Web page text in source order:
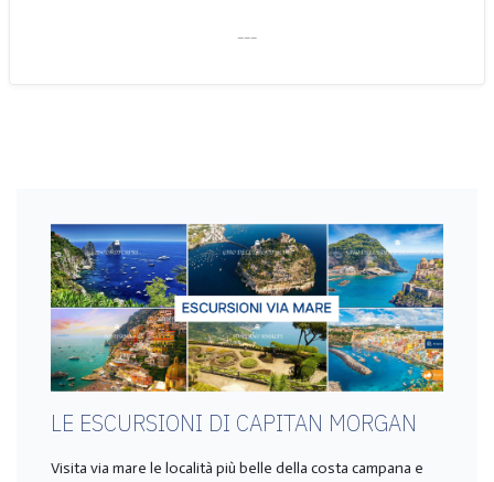
LE ESCURSIONI DI CAPITAN MORGAN
Visita via mare le località più belle della costa campana e